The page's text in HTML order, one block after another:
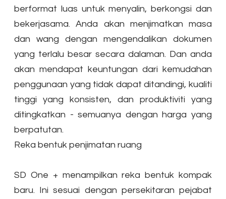
berformat luas untuk menyalin, berkongsi dan
bekerjasama. Anda akan menjimatkan masa
dan wang dengan mengendalikan dokumen
yang terlalu besar secara dalaman. Dan anda
akan mendapat keuntungan dari kemudahan
penggunaan yang tidak dapat ditandingi, kualiti
tinggi yang konsisten, dan produktiviti yang
ditingkatkan - semuanya dengan harga yang
berpatutan.
Reka bentuk penjimatan ruang
SD One + menampilkan reka bentuk kompak
baru. Ini sesuai dengan persekitaran pejabat